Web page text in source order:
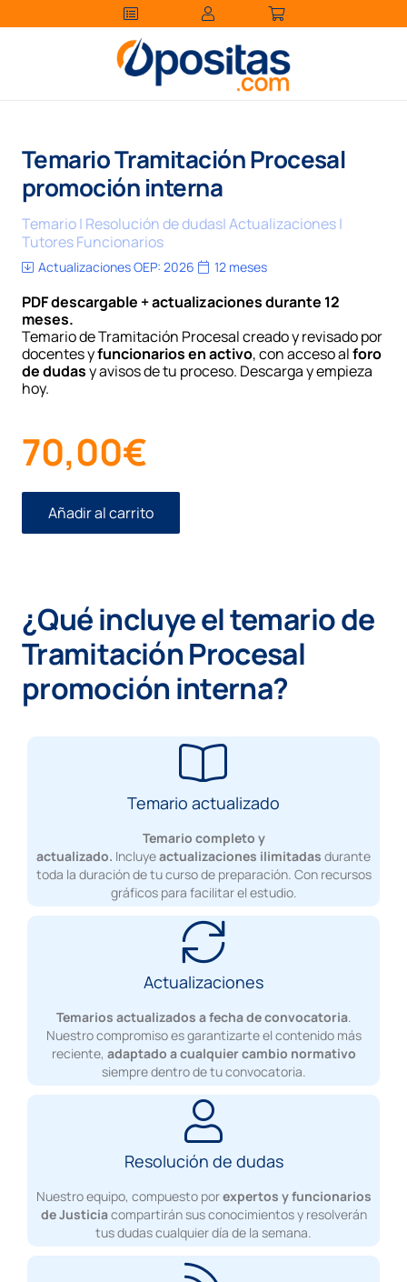
Temario Tramitación Procesal
promoción interna
Temario | Resolución de dudas| Actualizaciones |
Tutores Funcionarios
Actualizaciones OEP: 2026 12 meses
PDF descargable + actualizaciones durante 12
meses.
Temario de Tramitación Procesal creado y revisado por
docentes yfuncionarios en activo, con acceso alforo
de dudasy avisos de tu proceso. Descarga y empieza
hoy.
70,00€
Temario
Tramitación
cantidad
Añadir al carrito
¿Qué incluye el temario de
Tramitación Procesal
promoción interna?
Temario actualizado
Temario completo y
actualizado. Incluyeactualizaciones ilimitadas durante
toda la duración de tu curso de preparación. Con recursos
gráficos para facilitar el estudio.
Actualizaciones
Temarios actualizados a fecha de convocatoria.
Nuestro compromiso es garantizarte el contenido más
reciente, adaptado a cualquier cambio normativo
siempre dentro de tu convocatoria.
Resolución de dudas
Nuestro equipo, compuesto porexpertos y funcionarios
de Justiciacompartirán sus conocimientos y resolverán
tus dudas cualquier día de la semana.